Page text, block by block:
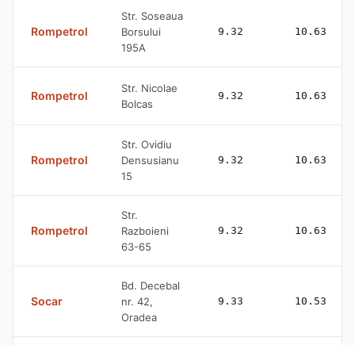
Rompetrol
Str. Soseaua
Borsului
195A
9.32 10.63
Rompetrol
Str. Nicolae
Bolcas
9.32 10.63
Rompetrol
Str. Ovidiu
Densusianu
15
9.32 10.63
Rompetrol
Str.
Razboieni
63-65
9.32 10.63
Socar
Bd. Decebal
nr. 42,
Oradea
9.33 10.53